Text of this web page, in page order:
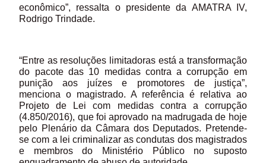
econômico”, ressalta o presidente da AMATRA IV,
Rodrigo Trindade.
“Entre as resoluções limitadoras está a transformação
do pacote das 10 medidas contra a corrupção em
punição aos juízes e promotores de justiça”,
menciona o magistrado. A referência é relativa ao
Projeto de Lei com medidas contra a corrupção
(4.850/2016), que foi aprovado na madrugada de hoje
pelo Plenário da Câmara dos Deputados. Pretende-
se com a lei criminalizar as condutas dos magistrados
e membros do Ministério Público no suposto